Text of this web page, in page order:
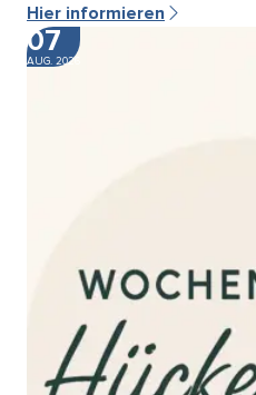
Hier informieren
07
AUG. 2026